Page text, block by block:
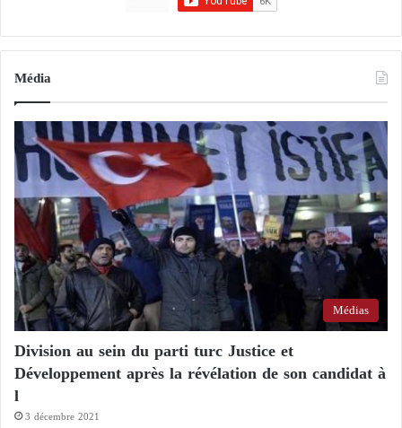
Média
Médias
Division au sein du parti turc Justice et
Développement après la révélation de son candidat à
l
3 décembre 2021